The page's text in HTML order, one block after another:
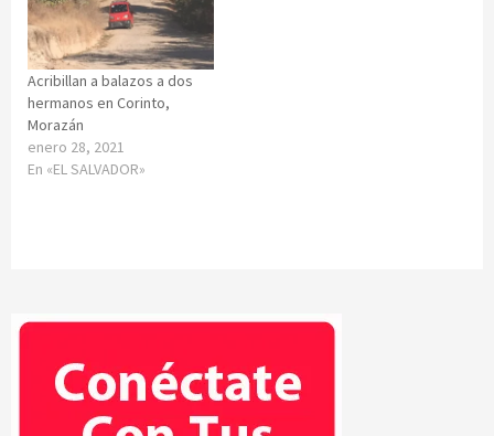
Acribillan a balazos a dos
hermanos en Corinto,
Morazán
enero 28, 2021
En «EL SALVADOR»